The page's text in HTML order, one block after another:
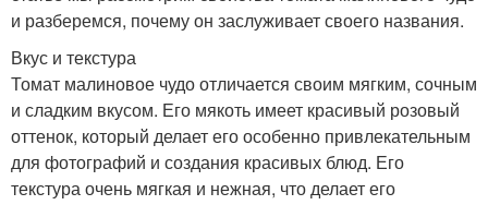
и разберемся, почему он заслуживает своего названия.
Вкус и текстура
Томат малиновое чудо отличается своим мягким, сочным
и сладким вкусом. Его мякоть имеет красивый розовый
оттенок, который делает его особенно привлекательным
для фотографий и создания красивых блюд. Его
текстура очень мягкая и нежная, что делает его